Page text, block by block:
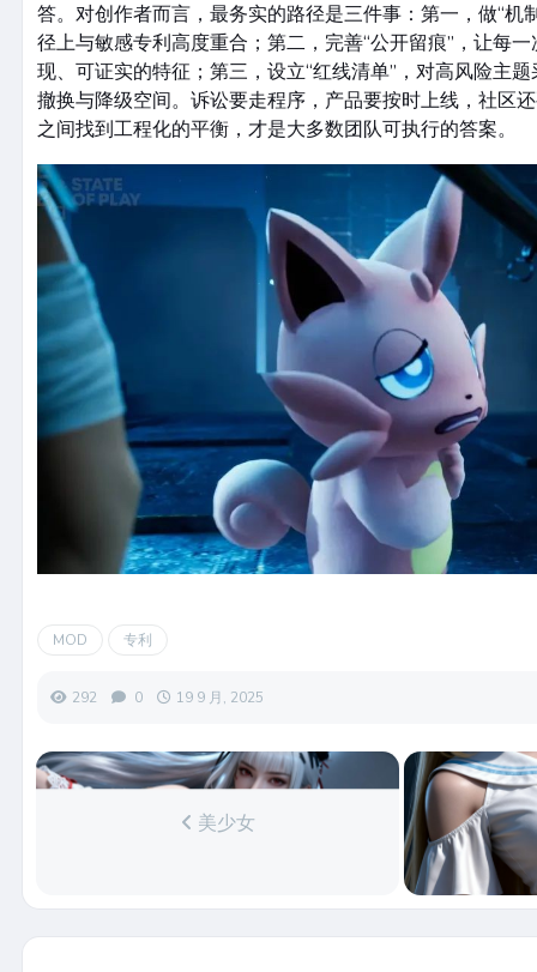
答。对创作者而言，最务实的路径是三件事：第一，做“机
径上与敏感专利高度重合；第二，完善“公开留痕”，让每
现、可证实的特征；第三，设立“红线清单”，对高风险主
撤换与降级空间。诉讼要走程序，产品要按时上线，社
之间找到工程化的平衡，才是大多数团队可执行的答案。
MOD 专利
292 0 19 9 月, 2025
美少女